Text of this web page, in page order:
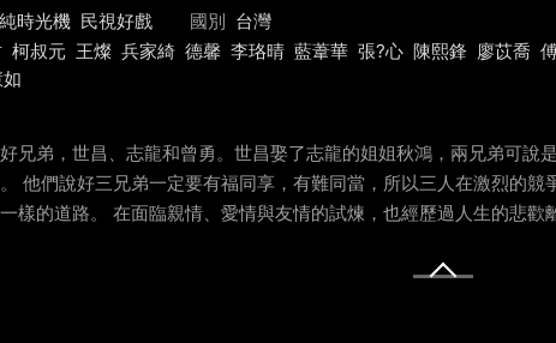
時光機 民視好戲 國別 台灣
柯叔元 王燦 兵家綺 德馨 李珞晴 藍葦華 張?心 陳熙鋒 廖苡喬
兄弟，世昌、志龍和曾勇。世昌娶了志龍的姐姐秋鴻，兩兄弟可
他們說好三兄弟一定要有福同享，有難同當，所以三人在激烈的
樣的道路。 在面臨親情、愛情與友情的試煉，也經歷過人生的悲